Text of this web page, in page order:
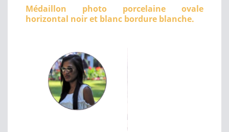
Médaillon photo porcelaine ovale
horizontal noir et blanc bordure blanche.